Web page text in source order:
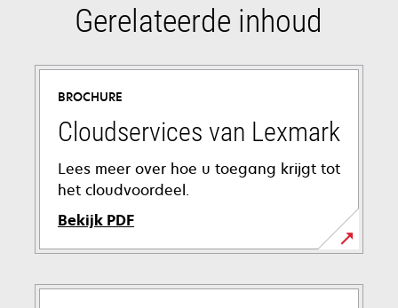
Gerelateerde inhoud
BROCHURE
Cloudservices van Lexmark
Lees meer over hoe u toegang krijgt tot
het cloudvoordeel.
Bekijk PDF
opens
in